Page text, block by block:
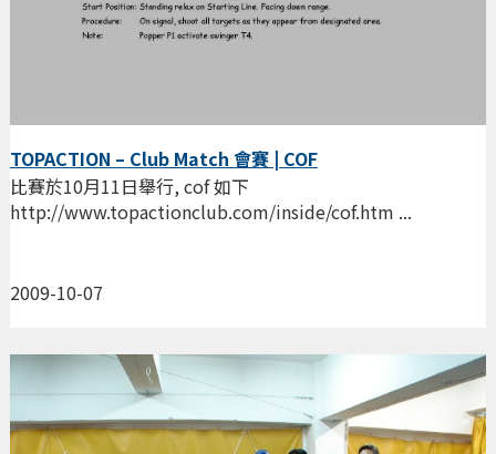
TOPACTION – Club Match 會賽 | COF
2009-10-07
比賽於10月11日舉行, cof 如下
http://www.topactionclub.com/inside/cof.htm ...